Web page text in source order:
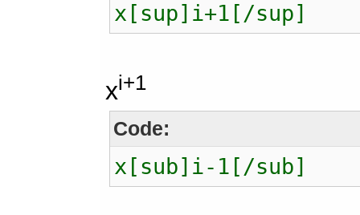
x[sup]i+1[/sup]
xi+1
Code:
x[sub]i-1[/sub]